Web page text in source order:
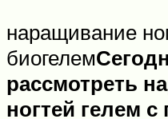
наращивание
биогелем
рассмотреть
ногтей гелем